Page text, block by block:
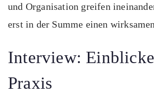
und Organisation greifen
erst in der Summe einen
Interview:
Praxis